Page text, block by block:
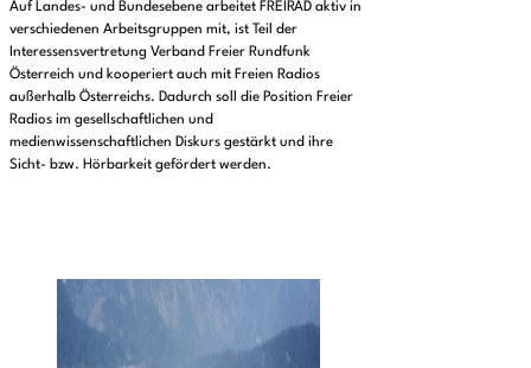
Auf Landes- und Bundesebene arbeitet FREIRAD aktiv in
verschiedenen Arbeitsgruppen mit, ist Teil der
Interessensvertretung Verband Freier Rundfunk
Österreich und kooperiert auch mit Freien Radios
außerhalb Österreichs. Dadurch soll die Position Freier
Radios im gesellschaftlichen und
medienwissenschaftlichen Diskurs gestärkt und ihre
Sicht- bzw. Hörbarkeit gefördert werden.